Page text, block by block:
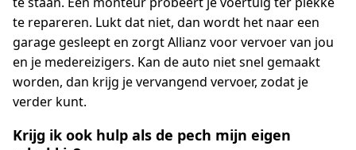
te repareren. Lukt dat niet, dan wordt het naar een
garage gesleept en zorgt Allianz voor vervoer van jou
en je medereizigers. Kan de auto niet snel gemaakt
worden, dan krijg je vervangend vervoer, zodat je
verder kunt.
Krijg ik ook hulp als de pech mijn eigen